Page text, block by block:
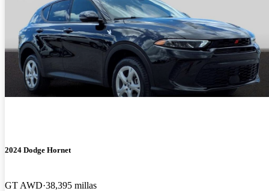
2024 Dodge Hornet
GT AWD 38,395 millas